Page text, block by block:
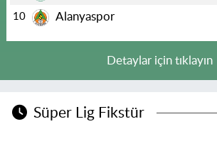
10 Alanyaspor
Detaylar için tıklayın
Süper Lig Fikstür